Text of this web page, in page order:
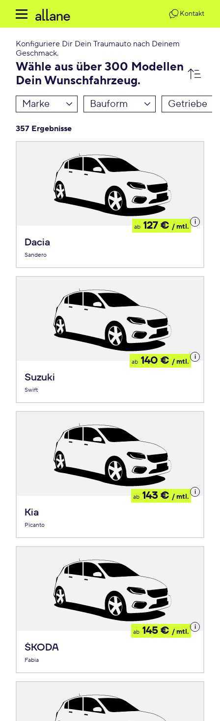
Kontakt
Konfiguriere Dir Dein Traumauto nach Deinem
Geschmack.
Wähle aus über 300 Modellen
Dein Wunschfahrzeug.
Marke Bauform Getriebe
357 Ergebnisse
Dacia
Sandero
ab 127 € / mtl.
Details
zum
Suzuki
Swift
ab 140 € / mtl.
Details
zum
Kia
Picanto
ab 143 € / mtl.
Details
zum
ŠKODA
Fabia
ab 145 € / mtl.
Details
zum